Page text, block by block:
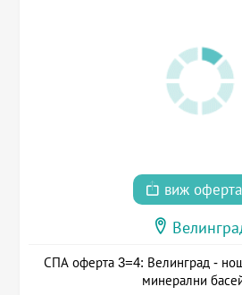
виж
СПА оферта 3=4: Велинград -
минерални